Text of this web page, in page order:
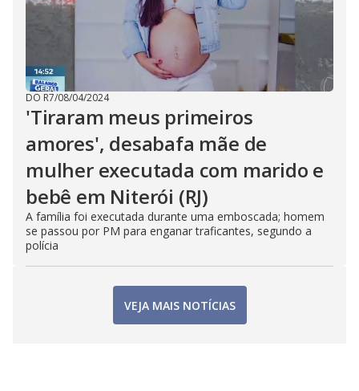
DO R7/08/04/2024
'Tiraram meus primeiros
amores', desabafa mãe de
mulher executada com marido e
bebê em Niterói (RJ)
A família foi executada durante uma emboscada; homem
se passou por PM para enganar traficantes, segundo a
polícia
VEJA MAIS NOTÍCIAS